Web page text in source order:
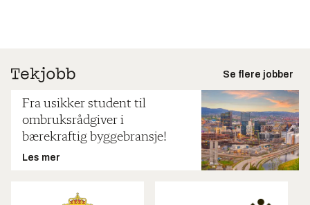
Se flere jobber
Fra usikker student til
ombruksrådgiver i
bærekraftig byggebransje!
Les mer